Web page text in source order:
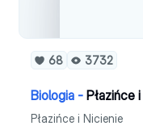
68 3732
Biologia - Płazińce
Płazińce i Nicienie